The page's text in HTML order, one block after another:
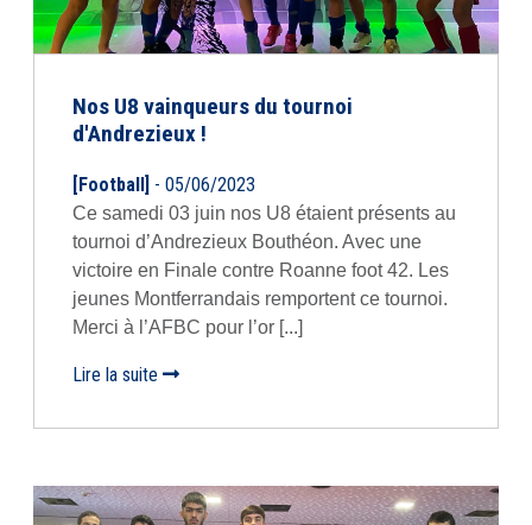
Nos U8 vainqueurs du tournoi
d'Andrezieux !
[Football] - 05/06/2023
Ce samedi 03 juin nos U8 étaient présents au
tournoi d’Andrezieux Bouthéon. Avec une
victoire en Finale contre Roanne foot 42. Les
jeunes Montferrandais remportent ce tournoi.
Merci à l’AFBC pour l’or [...]
Lire la suite